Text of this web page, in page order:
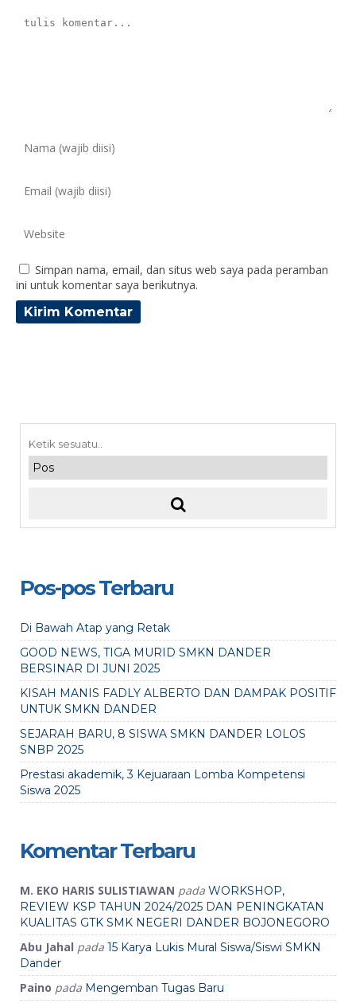
Simpan nama, email, dan situs web saya pada peramban
ini untuk komentar saya berikutnya.
Pos-pos Terbaru
Di Bawah Atap yang Retak
GOOD NEWS, TIGA MURID SMKN DANDER
BERSINAR DI JUNI 2025
KISAH MANIS FADLY ALBERTO DAN DAMPAK POSITIF
UNTUK SMKN DANDER
SEJARAH BARU, 8 SISWA SMKN DANDER LOLOS
SNBP 2025
Prestasi akademik, 3 Kejuaraan Lomba Kompetensi
Siswa 2025
Komentar Terbaru
M. EKO HARIS SULISTIAWAN pada WORKSHOP,
REVIEW KSP TAHUN 2024/2025 DAN PENINGKATAN
KUALITAS GTK SMK NEGERI DANDER BOJONEGORO
Abu Jahal pada 15 Karya Lukis Mural Siswa/Siswi SMKN
Dander
Paino pada Mengemban Tugas Baru